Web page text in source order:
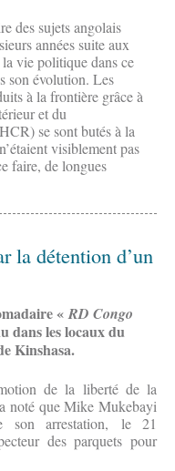
des sujets angolais
années suite aux
vie politique dans ce
son évolution. Les
à la frontière grâce à
et du
se sont butés à la
visiblement pas
faire, de longues
la détention d’un
«RD Congo
dans les locaux du
Kinshasa.
de la liberté de la
noté que Mike Mukebayi
arrestation, le 21
des parquets pour